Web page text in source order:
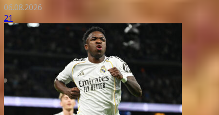
06.08.2026
21